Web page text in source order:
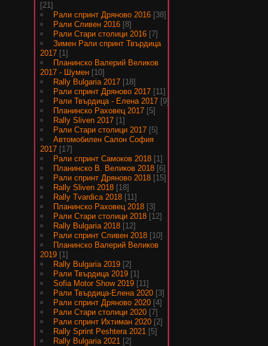
[21]
Рали спринт Дряново 2016 [38]
Рали Сливен 2016 [8]
Рали Стари столици 2016 [7]
Зимен Рали спринт Твърдица
2017 [1]
Планинско Валерий Великов
2017 - Шумен [10]
Rally Bulgaria 2017 [18]
Рали спринт Дряново 2017 [11]
Рали Твърдица - Елена 2017 [9]
Планинско Раховец 2017 [5]
Rally Sliven 2017 [1]
Рали Стари столици 2017 [5]
Автомобилен Салон София
2017 [17]
Рали спринт Самоков 2018 [1]
Планинско В. Великов 2018 [6]
Рали спринт Дряново 2018 [15]
Rally Sliven 2018 [18]
Rally Tvardica 2018 [11]
Планинско Раховец 2018 [3]
Рали Стари столици 2018 [12]
Rally Bulgaria 2018 [12]
Рали спринт Сливен 2018 [10]
Планинско Валерий Великов
2019 [1]
Rally Bulgaria 2019 [2]
Рали Твърдица 2019 [1]
Sofia Motor Show 2019 [11]
Рали Твърдица-Елена 2020 [3]
Рали спринт Дряново 2020 [4]
Рали Стари столици 2020 [7]
Рали спринт Ихтиман 2020 [2]
Rally Sprint Peshtera 2021 [5]
Rally Bulgaria 2021 [2]